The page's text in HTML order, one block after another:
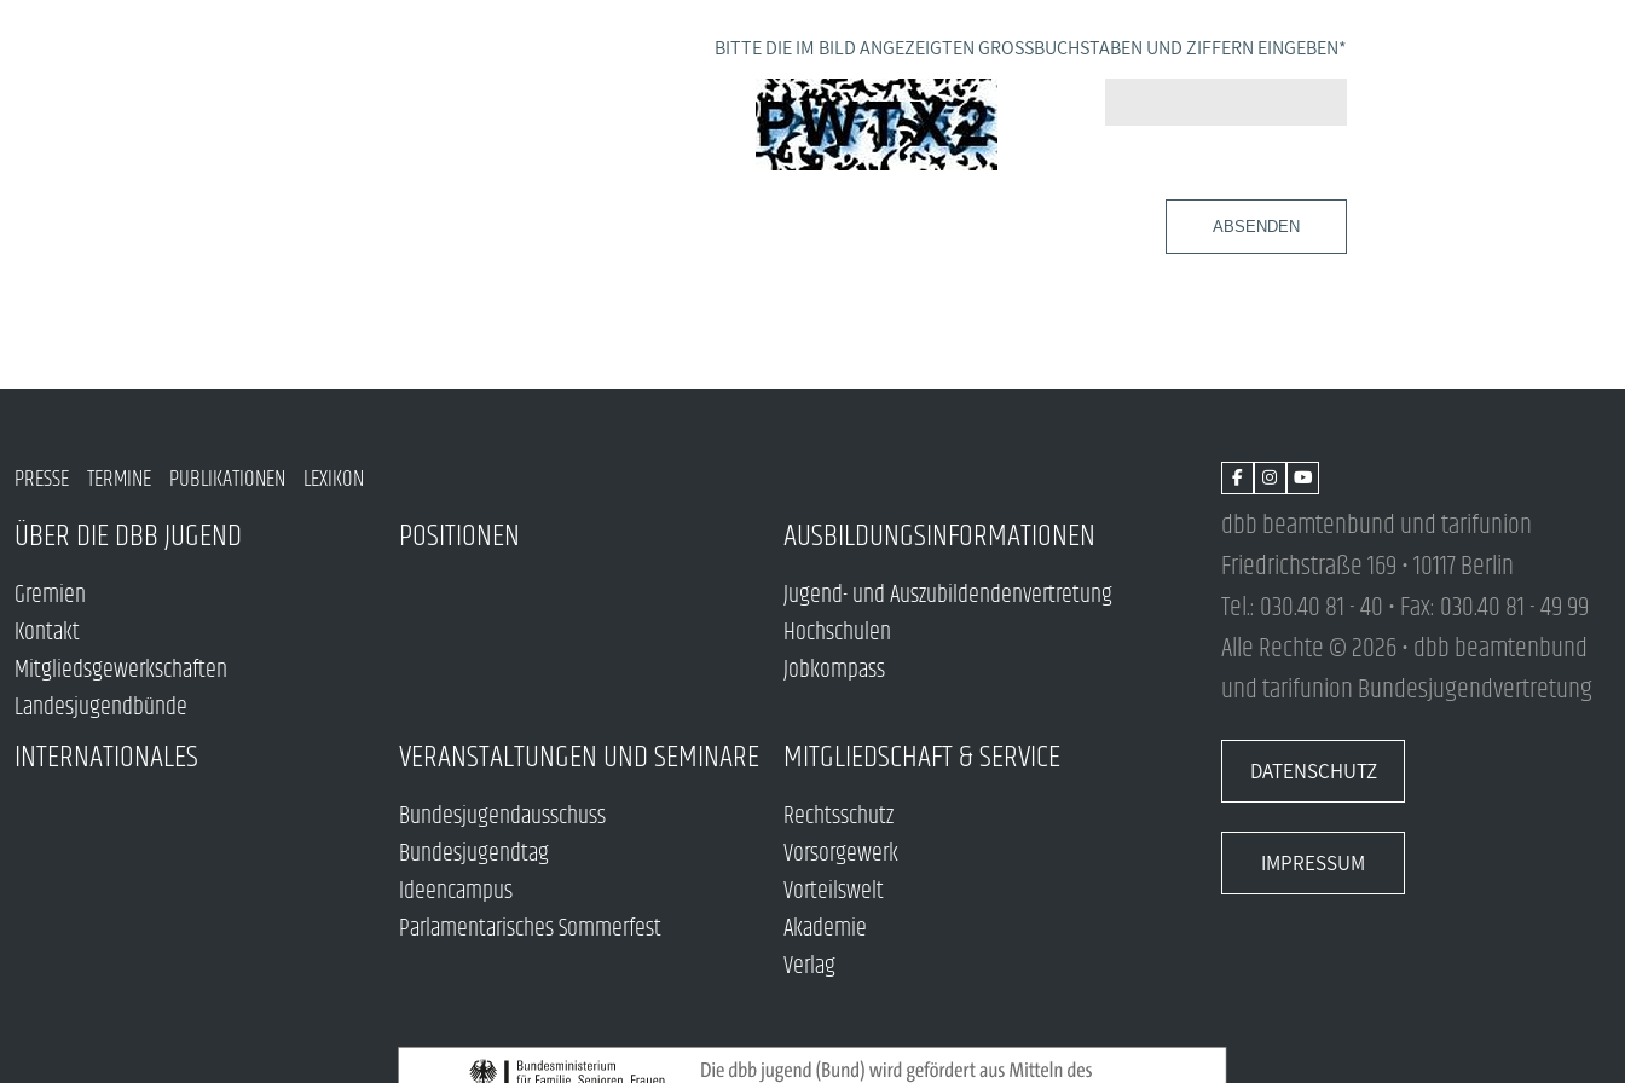
Landesjugendbünde
Parlamentarisches Sommerfest
AkademieBITTE DIE IM BILD ANGEZEIGTEN GROSSBUCHSTABEN UND ZIFFERN EINGEBEN *
ABSENDEN
PRESSE TERMINE PUBLIKATIONEN LEXIKON
ÜBER DIE DBB JUGEND
Gremien
Kontakt
Mitgliedsgewerkschaften
Landesjugendbünde
POSITIONEN AUSBILDUNGSINFORMATIONEN
Jugend- und Auszubildendenvertretung
Hochschulen
Jobkompass
INTERNATIONALES VERANSTALTUNGEN UND SEMINARE
Bundesjugendausschuss
Bundesjugendtag
Ideencampus
Parlamentarisches Sommerfest
MITGLIEDSCHAFT & SERVICE
Rechtsschutz
Vorsorgewerk
Vorteilswelt
Akademie
Verlag
dbb beamtenbund und tarifunion
Friedrichstraße 169 • 10117 Berlin
Tel.: 030.40 81 - 40 • Fax: 030.40 81 - 49 99
Alle Rechte © 2026 • dbb beamtenbund
und tarifunion Bundesjugendvertretung
DATENSCHUTZ
IMPRESSUM